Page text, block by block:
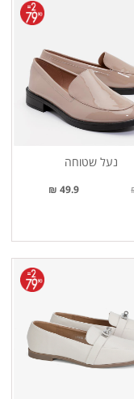
נעל שטוחה
49.9 ₪